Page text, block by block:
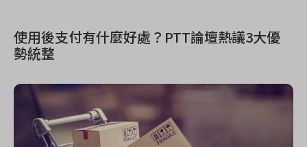
使用後支付有什麼好處？PTT論壇熱議3大優
勢統整